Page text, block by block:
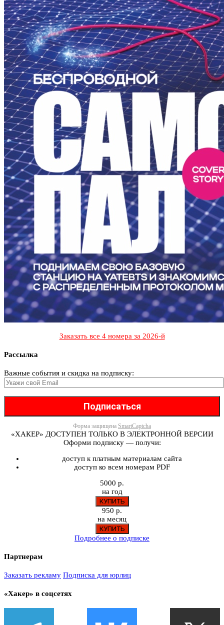
Заказать все 4 номера за 2026-й
Рассылка
Важные события и скидка на подписку:
Форма защищена SmartCaptcha
«ХАКЕР» ДОСТУПЕН ТОЛЬКО В ЭЛЕКТРОННОЙ ВЕРСИИ
Оформи подписку — получи:
доступ к платным материалам сайта
доступ ко всем номерам PDF
5000 р.
на год
950 р.
на месяц
Подробнее о подписке
Партнерам
Заказать рекламу Подписка для юрлиц
«Хакер» в соцсетях